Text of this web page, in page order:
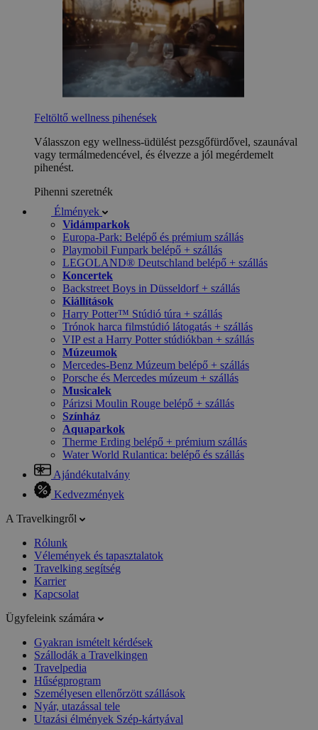
Feltöltő wellness pihenések
Válasszon egy wellness-üdülést pezsgőfürdővel, szaunával
vagy termálmedencével, és élvezze a jól megérdemelt
pihenést.
Pihenni szeretnék
Élmények
Vidámparkok
Europa-Park: Belépő és prémium szállás
Playmobil Funpark belépő + szállás
LEGOLAND® Deutschland belépő + szállás
Koncertek
Backstreet Boys in Düsseldorf + szállás
Kiállítások
Harry Potter™ Stúdió túra + szállás
Trónok harca filmstúdió látogatás + szállás
VIP est a Harry Potter stúdiókban + szállás
Múzeumok
Mercedes-Benz Múzeum belépő + szállás
Porsche és Mercedes múzeum + szállás
Musicalek
Párizsi Moulin Rouge belépő + szállás
Színház
Aquaparkok
Therme Erding belépő + prémium szállás
Water World Rulantica: belépő és szállás
Ajándékutalvány
Kedvezmények
A Travelkingről
Rólunk
Vélemények és tapasztalatok
Travelking segítség
Karrier
Kapcsolat
Ügyfeleink számára
Gyakran ismételt kérdések
Szállodák a Travelkingen
Travelpedia
Hűségprogram
Személyesen ellenőrzött szállások
Nyár, utazással tele
Utazási élmények Szép-kártyával